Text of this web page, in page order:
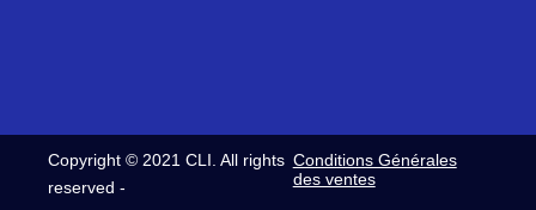
Copyright © 2021 CLI. All rights
reserved -
Conditions Générales
des ventes